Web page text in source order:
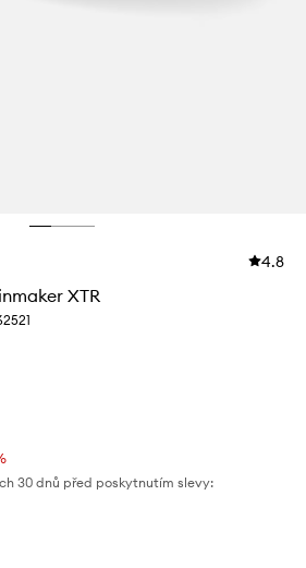
4.8
XTR
30 dnů před poskytnutím slevy: